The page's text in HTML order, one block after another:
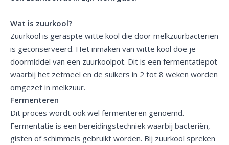
Wat is zuurkool?
Zuurkool is geraspte witte kool die door melkzuurbacteriën
is geconserveerd. Het inmaken van witte kool doe je
doormiddel van een zuurkoolpot. Dit is een fermentatiepot
waarbij het zetmeel en de suikers in 2 tot 8 weken worden
omgezet in melkzuur.
Fermenteren
Dit proces wordt ook wel fermenteren genoemd.
Fermentatie is een bereidingstechniek waarbij bacteriën,
gisten of schimmels gebruikt worden. Bij zuurkool spreken